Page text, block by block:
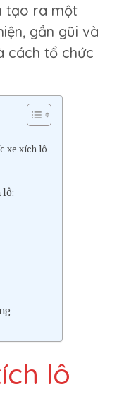
tạo ra một
gần gũi và
cách tổ chức
xe xích lô
lô:
lô